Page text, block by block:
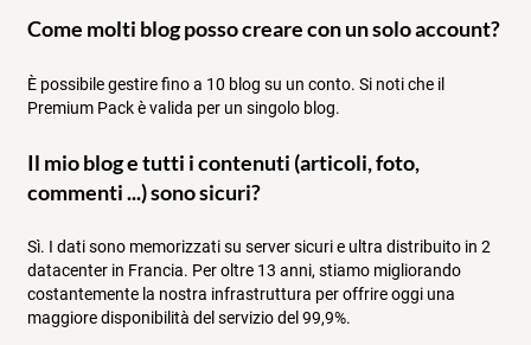
Come molti blog posso creare con un solo account?
È possibile gestire fino a 10 blog su un conto. Si noti che il
Premium Pack è valida per un singolo blog.
Il mio blog e tutti i contenuti (articoli, foto,
commenti ...) sono sicuri?
Sì. I dati sono memorizzati su server sicuri e ultra distribuito in 2
datacenter in Francia. Per oltre 13 anni, stiamo migliorando
costantemente la nostra infrastruttura per offrire oggi una
maggiore disponibilità del servizio del 99,9%.